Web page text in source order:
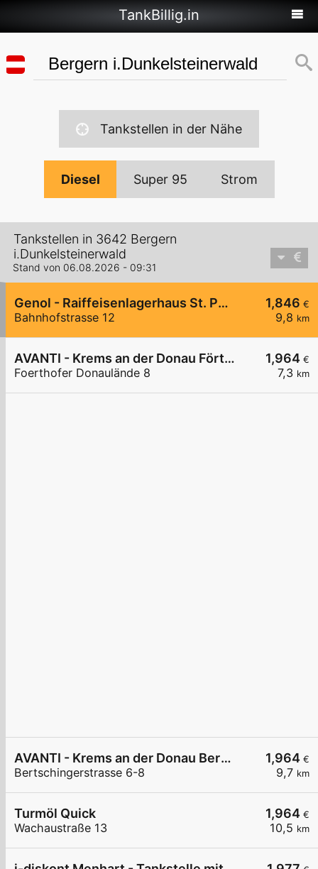
TankBillig.in
Tankstellen in der Nähe
Diesel Super 95 Strom
Tankstellen in 3642 Bergern
i.Dunkelsteinerwald
Stand von 06.08.2026 - 09:31
1,846 €
9,8 km
Genol - Raiffeisenlagerhaus St. Pölten
Bahnhofstrasse 12
1,964 €
7,3 km
AVANTI - Krems an der Donau Förthofer Donaulände 8
Foerthofer Donaulände 8
1,964 €
9,7 km
AVANTI - Krems an der Donau Bertschingerstraße 6-8
Bertschingerstrasse 6-8
1,964 €
10,5 km
Turmöl Quick
Wachaustraße 13